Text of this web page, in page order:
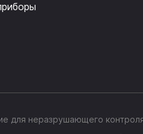
для неразрушающего